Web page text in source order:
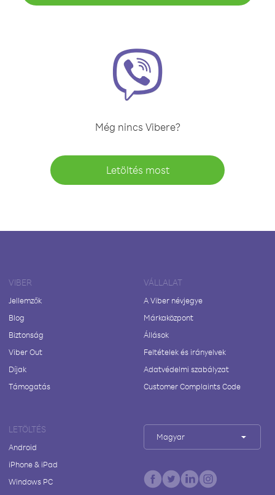
Még nincs Vibere?
Letöltés most
VIBER
Jellemzők
Blog
Biztonság
Viber Out
Díjak
Támogatás
VÁLLALAT
A Viber névjegye
Márkaközpont
Állások
Feltételek és irányelvek
Adatvédelmi szabályzat
Customer Complaints Code
LETÖLTÉS
Android
iPhone & iPad
Windows PC
Magyar